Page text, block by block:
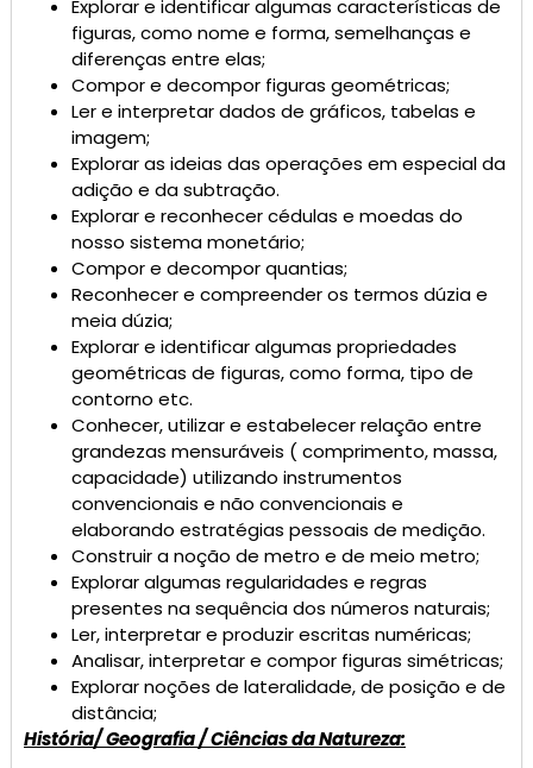
Explorar e identificar algumas características de
figuras, como nome e forma, semelhanças e
diferenças entre elas;
Compor e decompor figuras geométricas;
Ler e interpretar dados de gráficos, tabelas e
imagem;
Explorar as ideias das operações em especial da
adição e da subtração.
Explorar e reconhecer cédulas e moedas do
nosso sistema monetário;
Compor e decompor quantias;
Reconhecer e compreender os termos dúzia e
meia dúzia;
Explorar e identificar algumas propriedades
geométricas de figuras, como forma, tipo de
contorno etc.
Conhecer, utilizar e estabelecer relação entre
grandezas mensuráveis ( comprimento, massa,
capacidade) utilizando instrumentos
convencionais e não convencionais e
elaborando estratégias pessoais de medição.
Construir a noção de metro e de meio metro;
Explorar algumas regularidades e regras
presentes na sequência dos números naturais;
Ler, interpretar e produzir escritas numéricas;
Analisar, interpretar e compor figuras simétricas;
Explorar noções de lateralidade, de posição e de
distância;
História/ Geografia / Ciências da Natureza: